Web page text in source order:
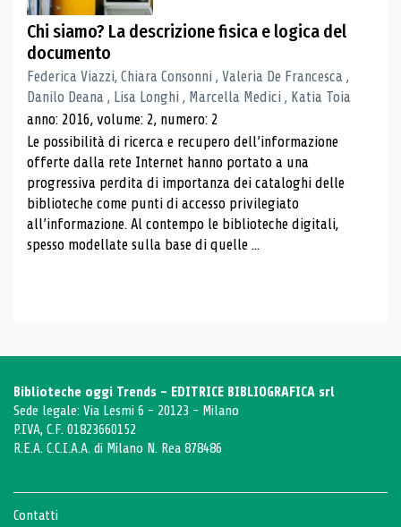
Chi siamo? La descrizione fisica e logica del
documento
Federica Viazzi, Chiara Consonni , Valeria De Francesca ,
Danilo Deana , Lisa Longhi , Marcella Medici , Katia Toia
anno: 2016, volume: 2, numero: 2
Le possibilità di ricerca e recupero dell’informazione
offerte dalla rete Internet hanno portato a una
progressiva perdita di importanza dei cataloghi delle
biblioteche come punti di accesso privilegiato
all’informazione. Al contempo le biblioteche digitali,
spesso modellate sulla base di quelle ...
Biblioteche oggi Trends - EDITRICE BIBLIOGRAFICA srl
Sede legale: Via Lesmi 6 - 20123 - Milano
P.IVA, C.F. 01823660152
R.E.A. C.C.I.A.A. di Milano N. Rea 878486
Contatti